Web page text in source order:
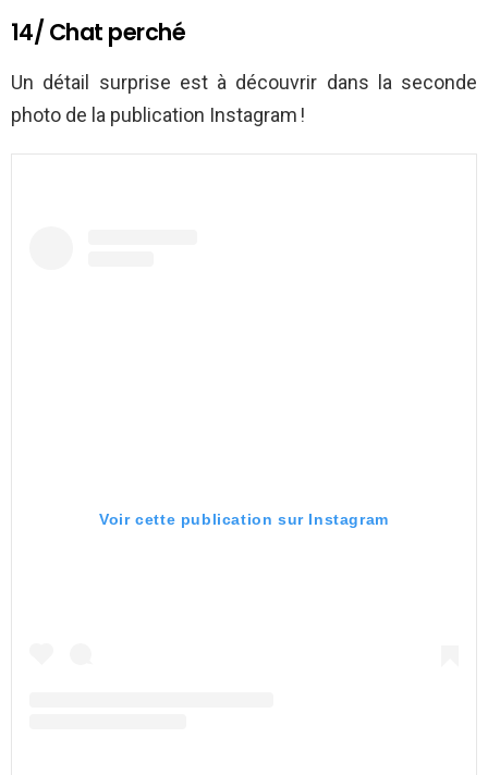
14/ Chat perché
Un détail surprise est à découvrir dans la seconde
photo de la publication Instagram !
Voir cette publication sur Instagram